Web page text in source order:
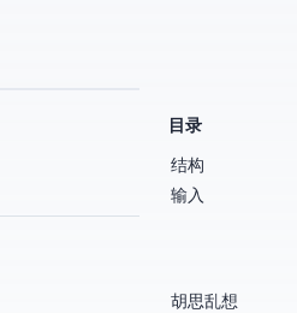
目录
结构
输入
胡思乱想